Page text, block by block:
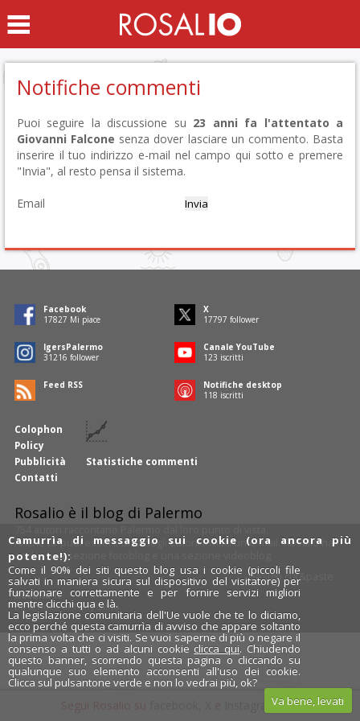
Notifiche commenti
Puoi seguire la discussione su 23 anni fa l'attentato a
Giovanni Falcone senza dover lasciare un commento. Basta
inserire il tuo indirizzo e-mail nel campo qui sotto e premere
"Invia", al resto pensa il sistema.
Email
Colophon
Policy
Pubblicità
Contatti
Statistiche commenti
Facebook
18030 Mi piace
X
18001 follower
IgersPalermo
31572 follower
Canale YouTube
124 iscritti
Feed RSS
Notifiche desktop
119 iscritti
Rosalio è il blog di Palermo
Anche tu puoi essere uno degli autori: inviaci un'e-mail
. Rosalio ha
anche una sezione
Designcut&paste
Rosalio.it
Da un'idea diTony Siino
x
Instagram
Camurrìa di messaggio sui cookie (ora ancora più
potente!):
Come il 90% dei siti questo blog usa i cookie (piccoli file
salvati in maniera sicura sul dispositivo del visitatore) per
funzionare correttamente e per fornire servizi migliori
mentre clicchi qua e là.
La legislazione comunitaria dell'Ue vuole che te lo diciamo,
ecco perché questa camurrìa di avviso che appare soltanto
la prima volta che ci visiti. Se vuoi saperne di più o negare il
consenso a tutti o ad alcuni cookie clicca qui. Chiudendo
questo banner, scorrendo questa pagina o cliccando su
qualunque suo elemento acconsenti all'uso dei cookie.
Clicca sul pulsantone verde e non lo vedrai più, ok?
Va bene, levati